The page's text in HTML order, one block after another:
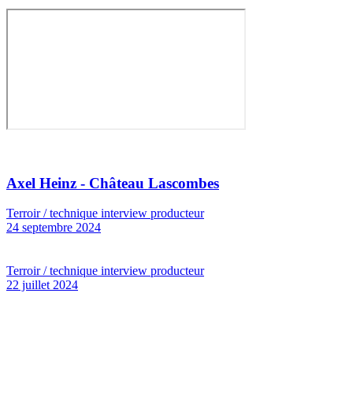
Axel Heinz - Château Lascombes
Terroir / technique interview producteur
24 septembre 2024
Terroir / technique interview producteur
22 juillet 2024